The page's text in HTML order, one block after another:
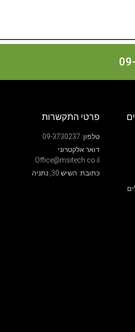
פרטי התקשרות
טלפון: 09-3730237
דואר אלקטרוני:
Office@msitech.co.il
כתובת: השיש 30, נתניה